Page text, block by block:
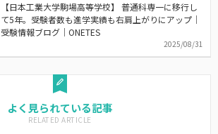
【日本工業大学駒場高等学校】 普通科専一に移行し
て5年。受験者数も進学実績も右肩上がりにアップ｜
受験情報ブログ｜ONETES
2025/08/31
よく見られている記事